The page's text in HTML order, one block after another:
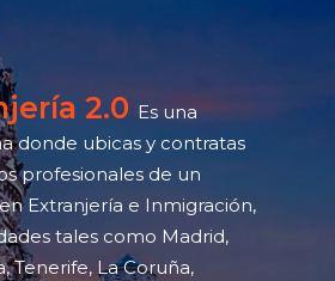
2.0 Es una
donde ubicas y contratas
profesionales de un
Extranjería e Inmigración,
tales como Madrid,
Tenerife, La Coruña,